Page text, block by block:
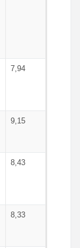
7,94
9,15
8,43
8,33